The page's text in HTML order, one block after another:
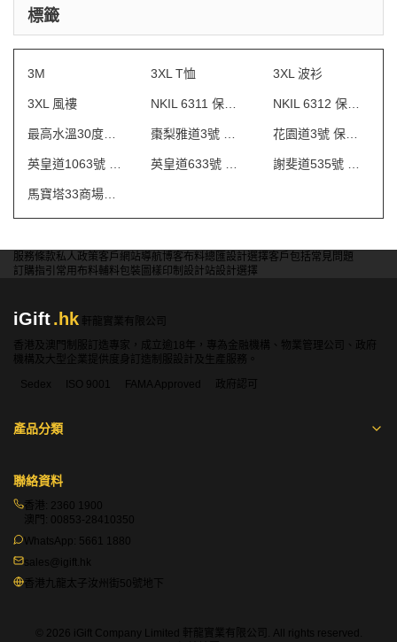
標籤
3M 3XL T恤 3XL 波衫
3XL 風褸 NKIL 6311 保安制服
服務條款私人政策客戶 網站導航博客布料總匯設計選擇客戶包括常見問題
訂購指引 常用布料輔料包裝 圖樣印制 設計站設計選擇
iGift.hk
軒龍實業有限公司
香港及澳門制服訂造專家，成立逾18年，專為金融機構、物業管理公司、政府
機構及大型企業提供度身訂造制服設計及生產服務。
Sedex
ISO 9001 FAMA Approved 政府認可
產品分類
聯絡資料
香港: 2360 1900
澳門: 00853-28410350
WhatsApp: 5661 1880
sales@igift.hk
香港九龍太子汝州街50號地下
© 2026 iGift Company Limited 軒龍實業有限公司. All rights reserved.